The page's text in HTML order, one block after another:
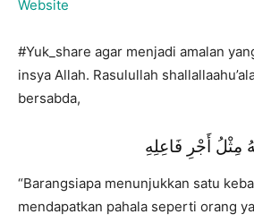
Website
#Yuk_share agar menjadi amalan
insya Allah. Rasulullah
bersabda,
أَجْرِ فَاعِلِهِ
“Barangsiapa menunjukkan satu
mendapatkan pahala seperti orang